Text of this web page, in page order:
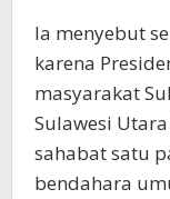
Ia menyebut
karena
masyarakat
Sulawesi
sahabat satu
bendahara